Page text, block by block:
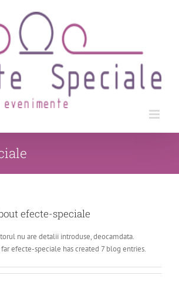
efecte-speciale
nu are detalii introduse, deocamdata.
far efecte-speciale has created 7 blog entries.